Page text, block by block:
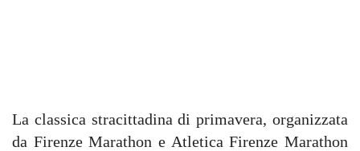
La classica stracittadina di primavera, organizzata
da Firenze Marathon e Atletica Firenze Marathon